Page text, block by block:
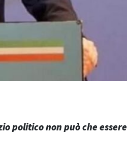
politico non può che essere